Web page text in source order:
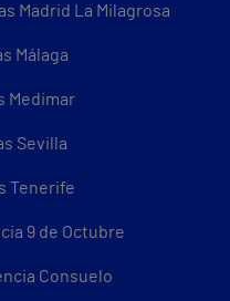
Madrid La Milagrosa
Málaga
Medimar
Sevilla
Tenerife
9 de Octubre
Consuelo